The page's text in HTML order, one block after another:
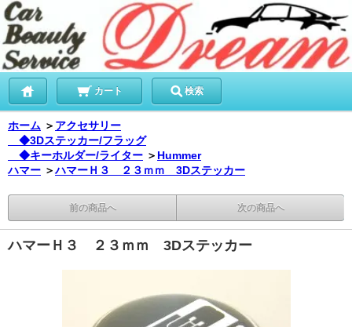
カート 検索
ホーム ＞ アクセサリー
◆3Dステッカー/フラッグ
◆キーホルダー/ライター ＞ Hummer
ハマー ＞ハマーＨ３ ２３ｍｍ 3Dステッカー
前の商品へ 次の商品へ
ハマーＨ３ ２３ｍｍ 3Dステッカー